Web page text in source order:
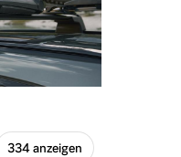
334 anzeigen